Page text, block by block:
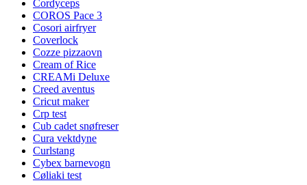
Cordyceps
COROS Pace 3
Cosori airfryer
Coverlock
Cozze pizzaovn
Cream of Rice
CREAMi Deluxe
Creed aventus
Cricut maker
Crp test
Cub cadet snøfreser
Cura vektdyne
Curlstang
Cybex barnevogn
Cøliaki test